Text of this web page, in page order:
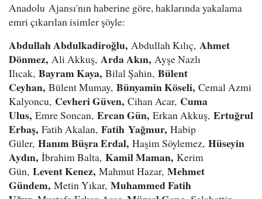
Anadolu Ajansı'nın haberine göre, haklarında yakalama
emri çıkarılan isimler şöyle:
Abdullah Abdulkadiroğlu, Abdullah Kılıç, Ahmet
Dönmez, Ali Akkuş, Arda Akın, Ayşe Nazlı
Ilıcak, Bayram Kaya, Bilal Şahin, Bülent
Ceyhan, Bülent Mumay, Bünyamin Köseli, Cemal Azmi
Kalyoncu, Cevheri Güven, Cihan Acar, Cuma
Ulus, Emre Soncan, Ercan Gün, Erkan Akkuş, Ertuğrul
Erbaş, Fatih Akalan, Fatih Yağmur, Habip
Güler, Hanım Büşra Erdal, Haşim Söylemez, Hüseyin
Aydın, İbrahim Balta, Kamil Maman, Kerim
Gün, Levent Kenez, Mahmut Hazar, Mehmet
Gündem, Metin Yıkar, Muhammed Fatih